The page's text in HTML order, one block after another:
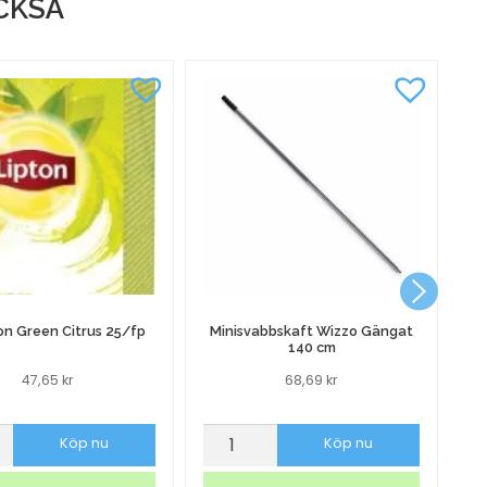
Green Citrus 25/fp
47,65 kr
Köp nu
Minisvabbskaft Wizzo Gängat
140 cm
68,69kr
MinisvabbskaftKöp nu